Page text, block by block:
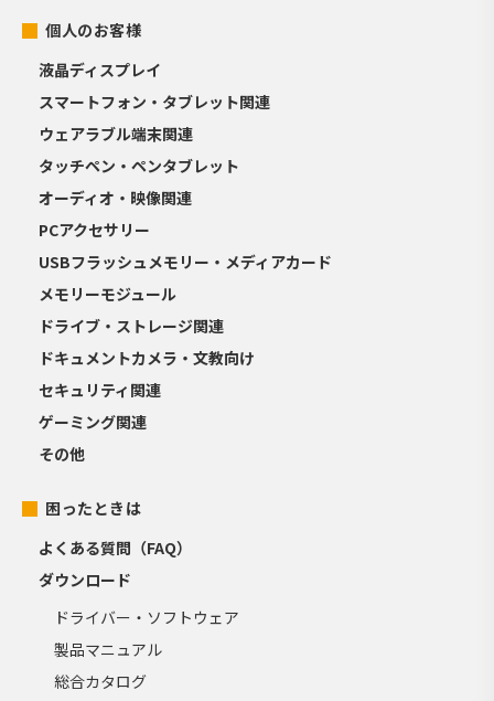
個人のお客様
液晶ディスプレイ
スマートフォン・タブレット関連
ウェアラブル端末関連
タッチペン・ペンタブレット
オーディオ・映像関連
PCアクセサリー
USBフラッシュメモリー・メディアカード
メモリーモジュール
ドライブ・ストレージ関連
ドキュメントカメラ・文教向け
セキュリティ関連
ゲーミング関連
その他
困ったときは
よくある質問（FAQ）
ダウンロード
ドライバー・ソフトウェア
製品マニュアル
総合カタログ